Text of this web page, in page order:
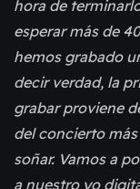
hora de
esperar más de
hemos grabado
decir verdad, la
grabar proviene
del concierto
soñar. Vamos a
a nuestro yo